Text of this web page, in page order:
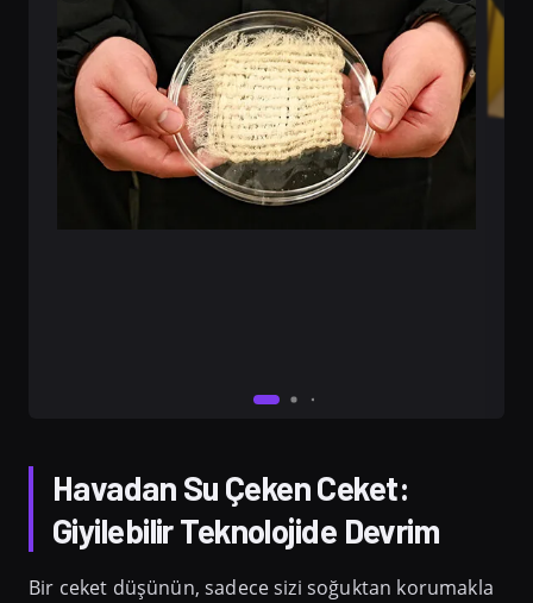
Havadan Su Çeken Ceket:
Giyilebilir Teknolojide Devrim
Bir ceket düşünün, sadece sizi soğuktan korumakla